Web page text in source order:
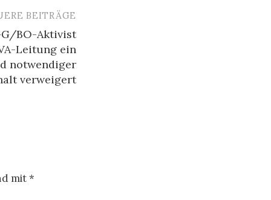
BEITRÄGE
BO-Aktivist
Leitung ein
notwendiger
verweigert
mit*